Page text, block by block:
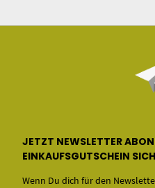
JETZT NEWSLETTER
EINKAUFSGUTSCHEIN
Wenn Du dich für den